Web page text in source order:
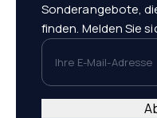
Sonderangebote,
finden. Melden Sie
Ihre E-Mail-Adresse